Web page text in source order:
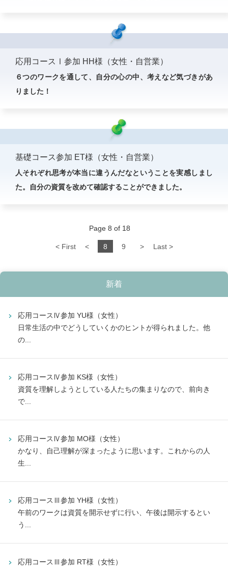
応用コースⅠ参加 HH様（女性・自営業）
６つのワークを通して、自分の心の中、考えなど気づきがあ
りました！
基礎コース参加 ET様（女性・自営業）
人それぞれ思考が本当に違うんだなということを実感しまし
た。自分の資質を改めて確認することができました。
Page 8 of 18
< First < 8 9 > Last >
新着
応用コースⅣ参加 YU様（女性）
日常生活の中でどうしていくかのヒントが得られました。他
の...
応用コースⅣ参加 KS様（女性）
資質を理解しようとしている人たちの集まりなので、前向き
で...
応用コースⅣ参加 MO様（女性）
かなり、自己理解が深まったように思います。これからの人
生...
応用コースⅢ参加 YH様（女性）
午前のワークは資質を開示せずに行い、午後は開示するとい
う...
応用コースⅢ参加 RT様（女性）